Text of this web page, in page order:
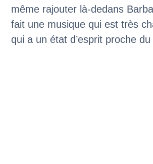
même rajouter là-dedans
fait une musique qui est très
qui a un état d’esprit proche